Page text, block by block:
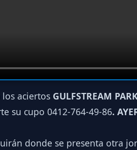
aciertos GULFSTREAM
su cupo 0412-764-49-86.
donde se presenta otra